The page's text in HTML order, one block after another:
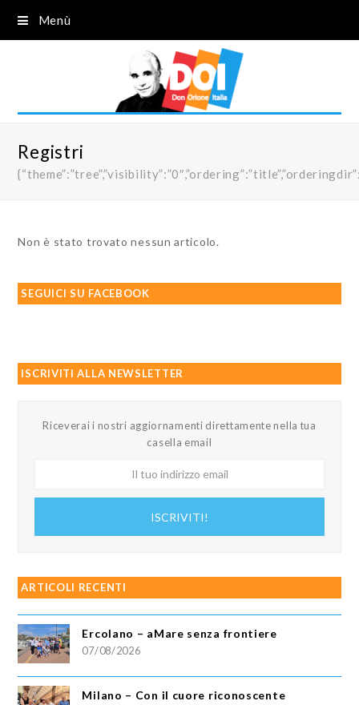
Menù
Registri
Non è stato trovato nessun articolo.
SEGUICI SU FACEBOOK
ISCRIVITI ALLA NEWSLETTER
Riceverai i nostri aggiornamenti direttamente nella tua
casella email
ISCRIVITI!
ARTICOLI RECENTI
Ercolano – aMare senza frontiere
07/08/2026
Milano – Con il cuore riconoscente